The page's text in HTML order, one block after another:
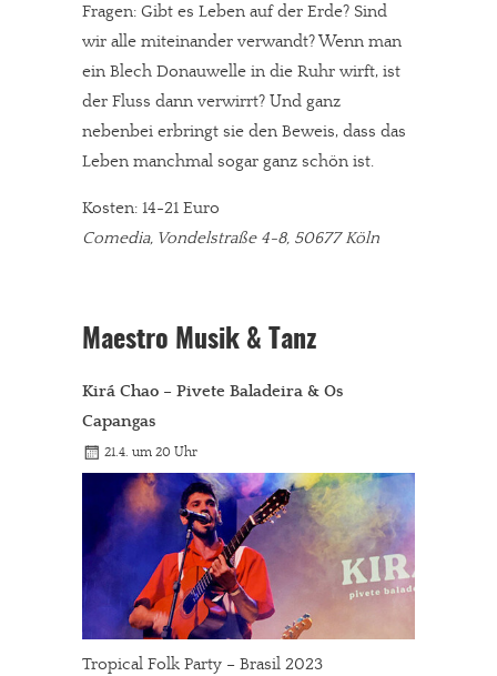
Fragen: Gibt es Leben auf der Erde? Sind
wir alle miteinander verwandt? Wenn man
ein Blech Donauwelle in die Ruhr wirft, ist
der Fluss dann verwirrt? Und ganz
nebenbei erbringt sie den Beweis, dass das
Leben manchmal sogar ganz schön ist.
Kosten: 14-21 Euro
Comedia, Vondelstraße 4-8, 50677 Köln
Maestro Musik & Tanz
Kirá Chao – Pivete Baladeira & Os
Capangas
21.4. um 20 Uhr
Tropical Folk Party – Brasil 2023